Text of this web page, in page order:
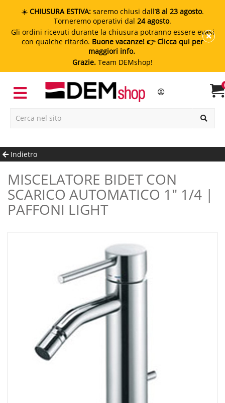
☀️ CHIUSURA ESTIVA: saremo chiusi dall’8 al 23 agosto.
Torneremo operativi dal 24 agosto.
Gli ordini ricevuti durante la chiusura potranno essere evasi
con qualche ritardo. Buone vacanze! 👉 Clicca qui per
maggiori info.
Grazie. Team DEMshop!
Indietro
MISCELATORE BIDET CON
SCARICO AUTOMATICO 1" 1/4 |
PAFFONI LIGHT